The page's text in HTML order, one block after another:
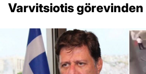
Varvitsiotis